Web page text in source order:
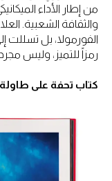
من إطار الأداء
والثقافة الشعبية.
الفورمولا، بل تسللت
رمزاً للتميز، وليس
كتاب تحفة على